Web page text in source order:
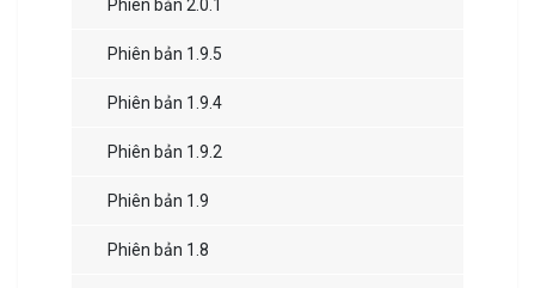
Phiên bản 2.0.1
Phiên bản 1.9.5
Phiên bản 1.9.4
Phiên bản 1.9.2
Phiên bản 1.9
Phiên bản 1.8